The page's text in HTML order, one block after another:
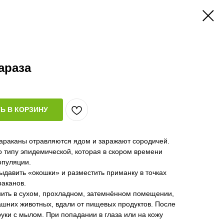
В КОРЗИНУ
отравляются ядом и заражают сородичей.
эпидемической, которая в скором времени
«окошки» и разместить приманку в точках
в сухом, прохладном, затемнённом помещении,
животных, вдали от пищевых продуктов. После
с мылом. При попадании в глаза или на кожу